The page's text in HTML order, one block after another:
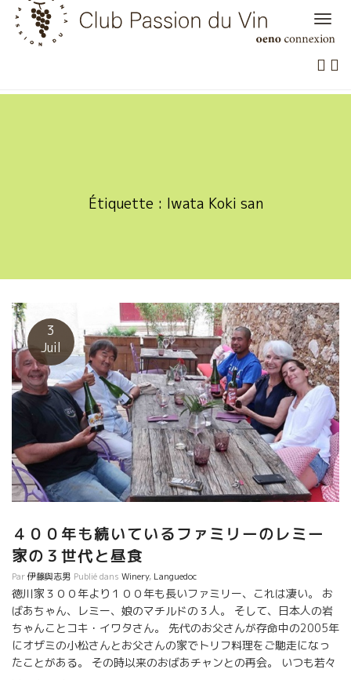
Skip
content
Étiquette : Iwata Koki san
3
Juil
４００年も続いているファミリーのレミー
家の３世代と昼食
Par伊藤與志男 Publié dans Winery, Languedoc
徳川家３００年より１００年も長いファミリー、これは凄い。 お
ばあちゃん、レミー、娘のマチルドの３人。 そして、日本人の岩
ちゃんことコキ・イワタさん。 先代のお父さんが存命中の2005年
にオザミの小松さんとお父さんの家でトリフ料理をご馳走になっ
たことがある。 その時以来のおばあチャンとの再会。 いつも若々